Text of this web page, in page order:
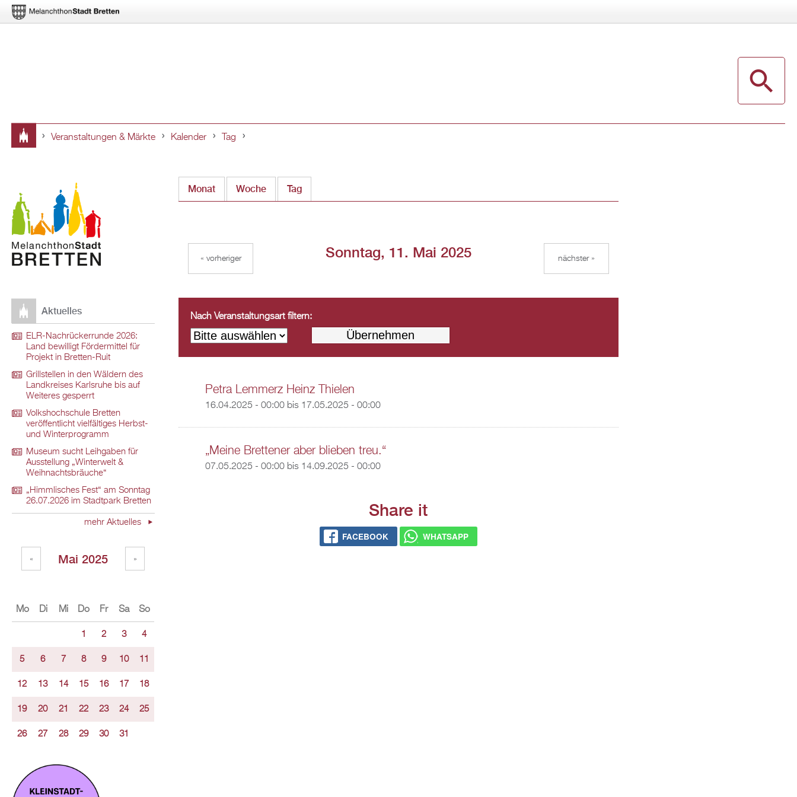
hier
Veranstaltungen & Märkte Kalender Tag
Monat Woche Tag(aktiver Reiter)
Sonntag, 11. Mai 2025
« vorheriger nächster »
Nach Veranstaltungsart filtern:
Petra Lemmerz Heinz Thielen
16.04.2025 - 00:00bis 17.05.2025 - 00:00
„Meine Brettener aber blieben treu.“
07.05.2025 - 00:00bis 14.09.2025 - 00:00
Share it
FACEBOOK WHATSAPP
Aktuelles
ELR-Nachrückerrunde 2026:
Land bewilligt Fördermittel für
Projekt in Bretten-Ruit
Grillstellen in den Wäldern des
Landkreises Karlsruhe bis auf
Weiteres gesperrt
Volkshochschule Bretten
veröffentlicht vielfältiges Herbst-
und Winterprogramm
Museum sucht Leihgaben für
Ausstellung „Winterwelt &
Weihnachtsbräuche“
„Himmlisches Fest“ am Sonntag
26.07.2026 im Stadtpark Bretten
mehr Aktuelles
Mai 2025
« »
Mo Di Mi Do Fr Sa So
1 2 3 4
5 6 7 8 9 10 11
12 13 14 15 16 17 18
19 20 21 22 23 24 25
26 27 28 29 30 31